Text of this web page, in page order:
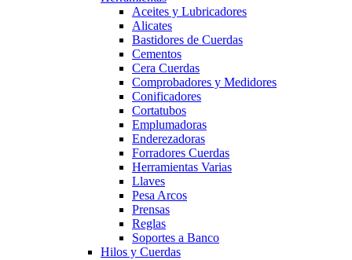
Aceites y Lubricadores
Alicates
Bastidores de Cuerdas
Cementos
Cera Cuerdas
Comprobadores y Medidores
Conificadores
Cortatubos
Emplumadoras
Enderezadoras
Forradores Cuerdas
Herramientas Varias
Llaves
Pesa Arcos
Prensas
Reglas
Soportes a Banco
Hilos y Cuerdas